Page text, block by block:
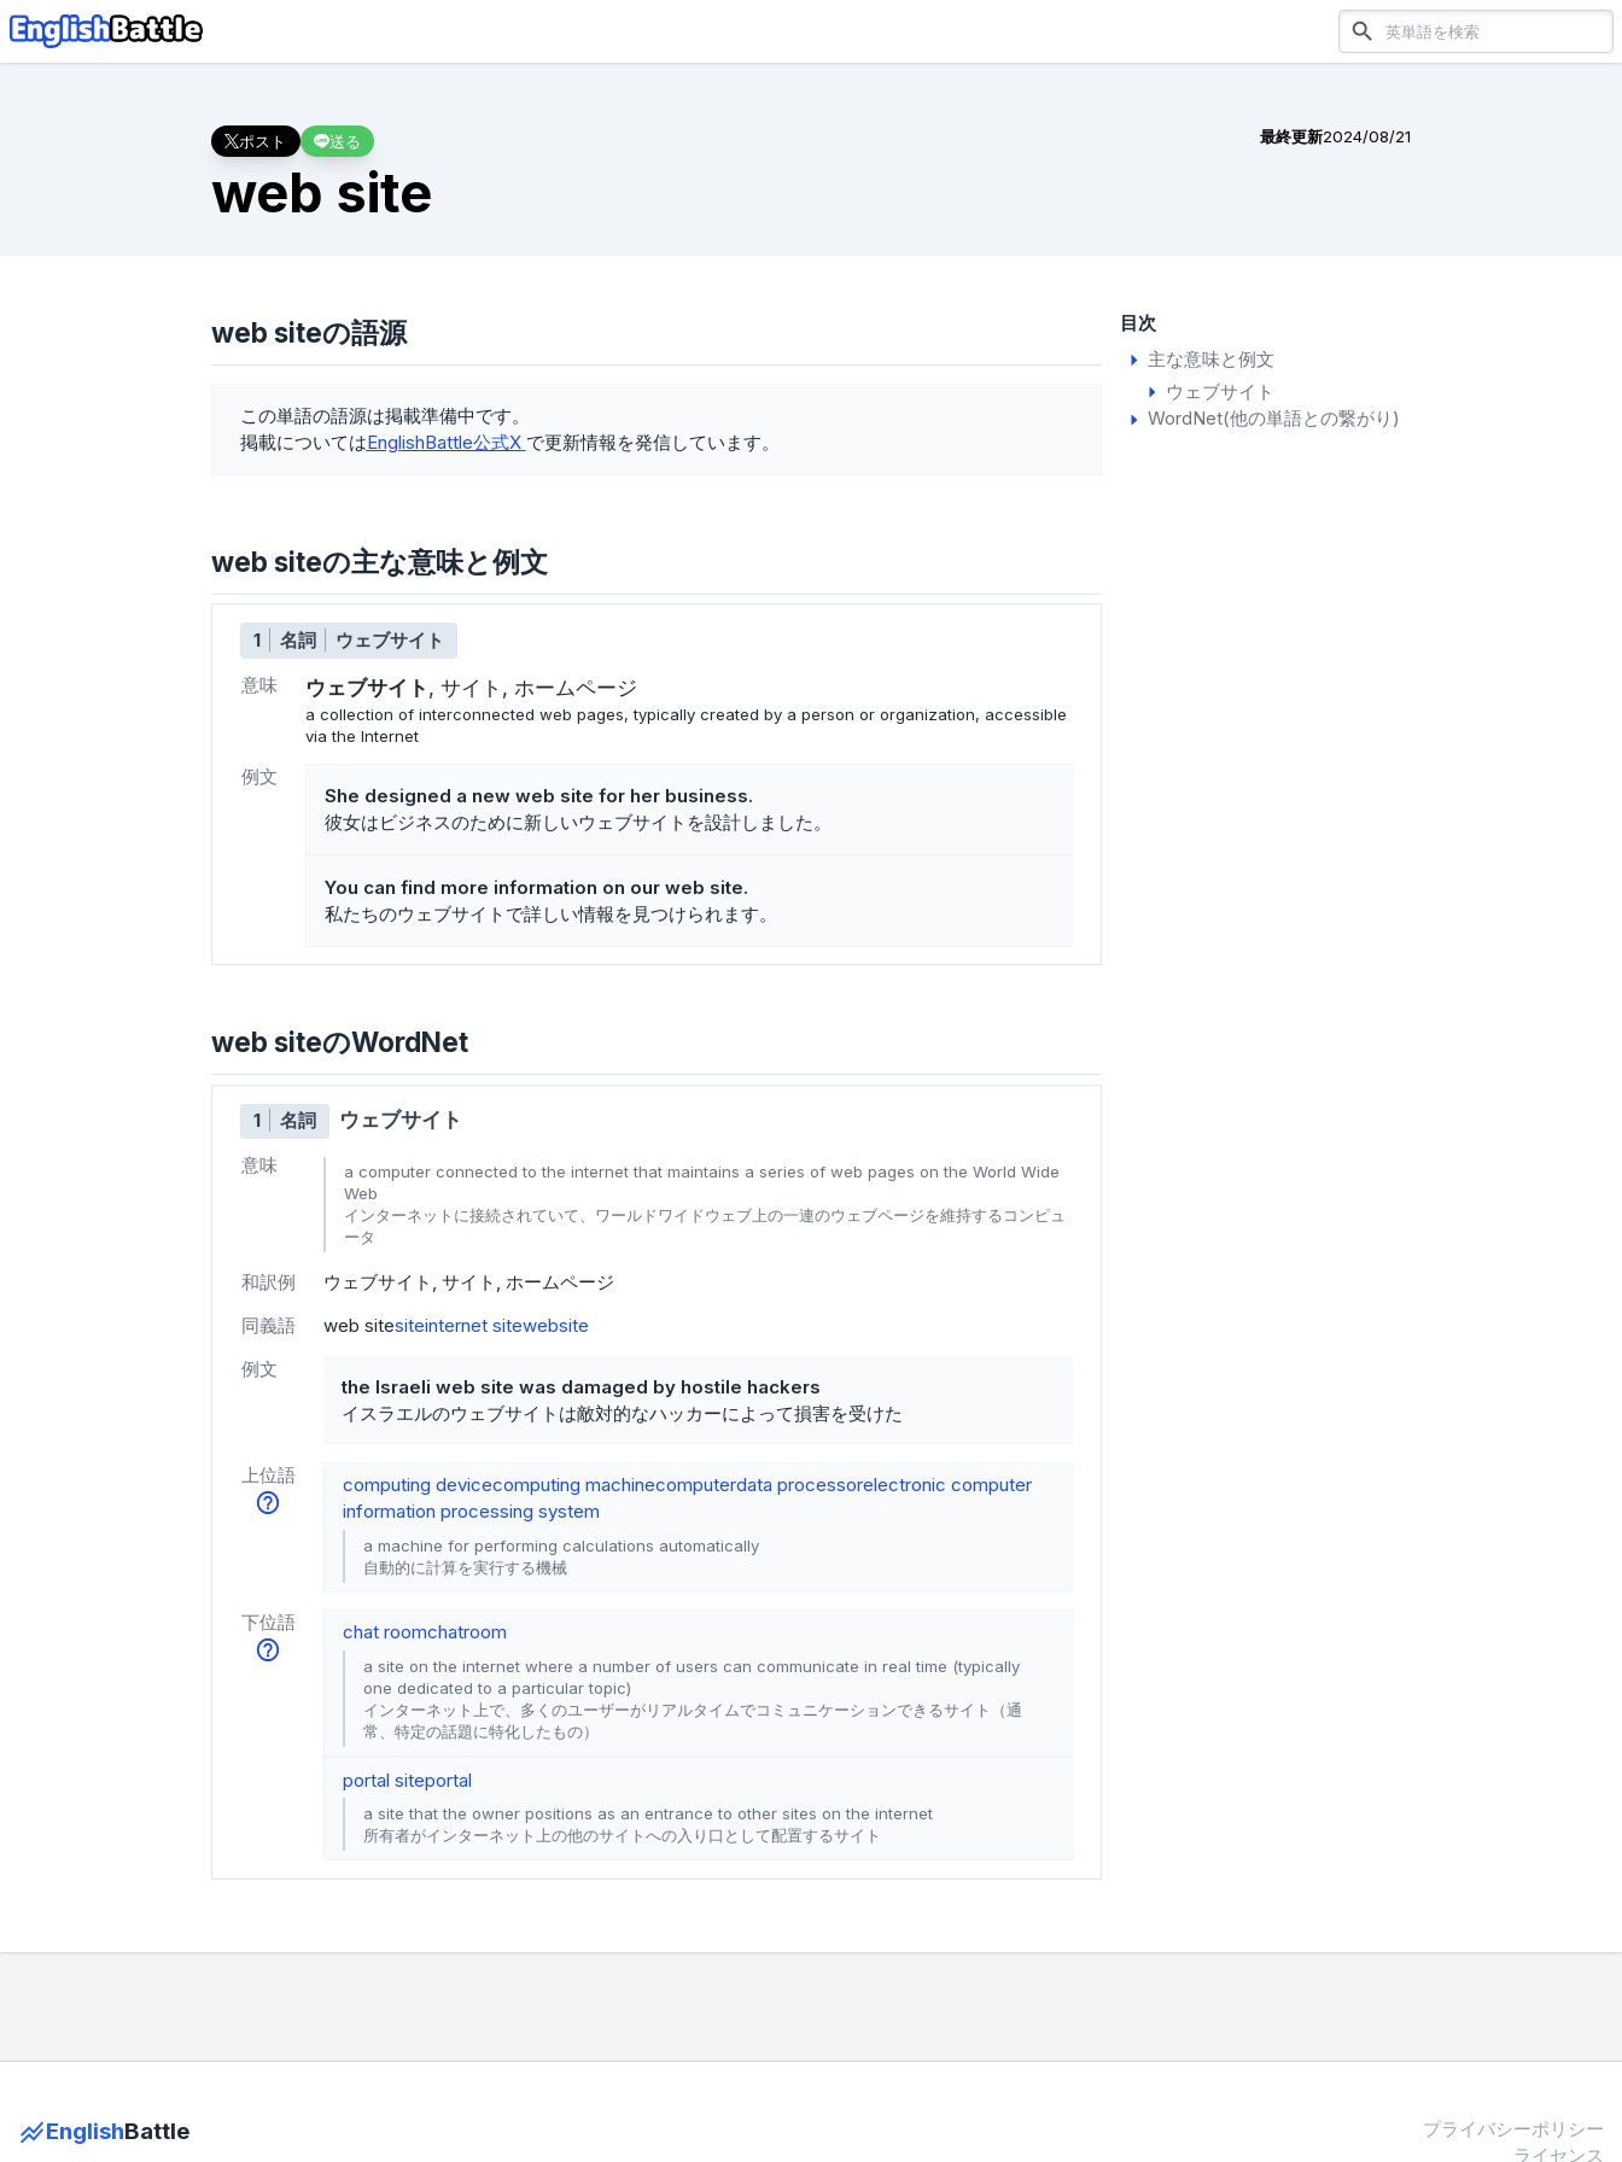
ポスト 送る 最終更新2024/08/21
web site
目次
主な意味と例文
ウェブサイト
WordNet(他の単語との繋がり)
web siteの語源
この単語の語源は掲載準備中です。
掲載についてはEnglishBattle公式X で更新情報を発信しています。
web siteの主な意味と例文
1 名詞
ウェブサイト
意味
ウェブサイト サイト ホームページ
a collection of interconnected web pages, typically created by a person or organization, accessible
via the Internet
例文
She designed a new web site for her business.
彼女はビジネスのために新しいウェブサイトを設計しました。
You can find more information on our web site.
私たちのウェブサイトで詳しい情報を見つけられます。
web siteのWordNet
1 名詞 ウェブサイト
意味
a computer connected to the internet that maintains a series of web pages on the World Wide
Web
インターネットに接続されていて、ワールドワイドウェブ上の一連のウェブページを維持するコンピュ
ータ
和訳例 ウェブサイト サイト
ホームページ
同義語
web sitesiteinternet sitewebsite
例文
the Israeli web site was damaged by hostile hackers
イスラエルのウェブサイトは敵対的なハッカーによって損害を受けた
上位語 computing devicecomputing machinecomputerdata processorelectronic computer
information processing system
a machine for performing calculations automatically
自動的に計算を実行する機械
下位語 chat roomchatroom
a site on the internet where a number of users can communicate in real time (typically
one dedicated to a particular topic)
インターネット上で、多くのユーザーがリアルタイムでコミュニケーションできるサイト（通
常、特定の話題に特化したもの）
portal siteportal
a site that the owner positions as an entrance to other sites on the internet
所有者がインターネット上の他のサイトへの入り口として配置するサイト
EnglishBattle
プライバシーポリシー
ライセンス